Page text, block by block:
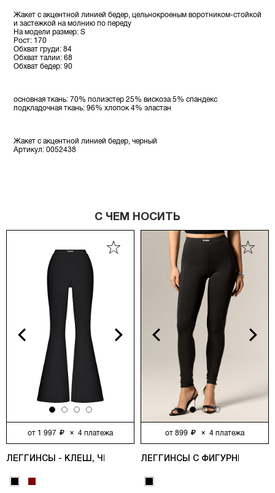
Жакет с акцентной линией бедер, цельнокроеным воротником-стойкой
и застежкой на молнию по переду
На модели размер: S
Рост: 170
Обхват груди: 84
Обхват талии: 68
Обхват бедер: 90
основная ткань: 70% полиэстер 25% вискоза 5% спандекс
подкладочная ткань: 96% хлопок 4% эластан
Жакет с акцентной линией бедер, черный
Артикул: 0052438
С ЧЕМ НОСИТЬ
Next
от 1 997 × 4 платежа
ЛЕГГИНСЫ - КЛЕШ, ЧЕРНЫЙ
Previous Next
от 899 × 4 платежа
ЛЕГГИНСЫ С ФИГУРНЫМИ